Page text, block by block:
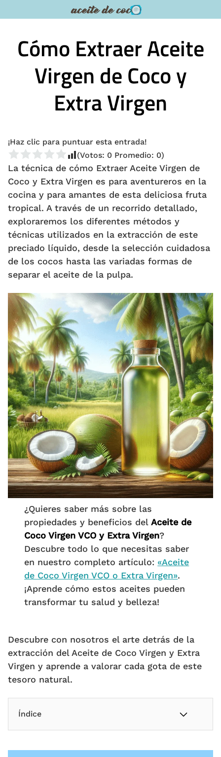
al
Cómo Extraer Aceite
Virgen de Coco y
Extra Virgen
¡Haz clic para puntuar esta entrada!
(Votos: 0 Promedio: 0)
La técnica de cómo Extraer Aceite Virgen de
Coco y Extra Virgen es para aventureros en la
cocina y para amantes de esta deliciosa fruta
tropical. A través de un recorrido detallado,
exploraremos los diferentes métodos y
técnicas utilizados en la extracción de este
preciado líquido, desde la selección cuidadosa
de los cocos hasta las variadas formas de
separar el aceite de la pulpa.
¿Quieres saber más sobre las
propiedades y beneficios delAceite de
Coco Virgen VCO y Extra Virgen?
Descubre todo lo que necesitas saber
en nuestro completo artículo: «Aceite
de Coco Virgen VCO o Extra Virgen».
¡Aprende cómo estos aceites pueden
transformar tu salud y belleza!
Descubre con nosotros el arte detrás de la
extracción del Aceite de Coco Virgen y Extra
Virgen y aprende a valorar cada gota de este
tesoro natural.
Índice